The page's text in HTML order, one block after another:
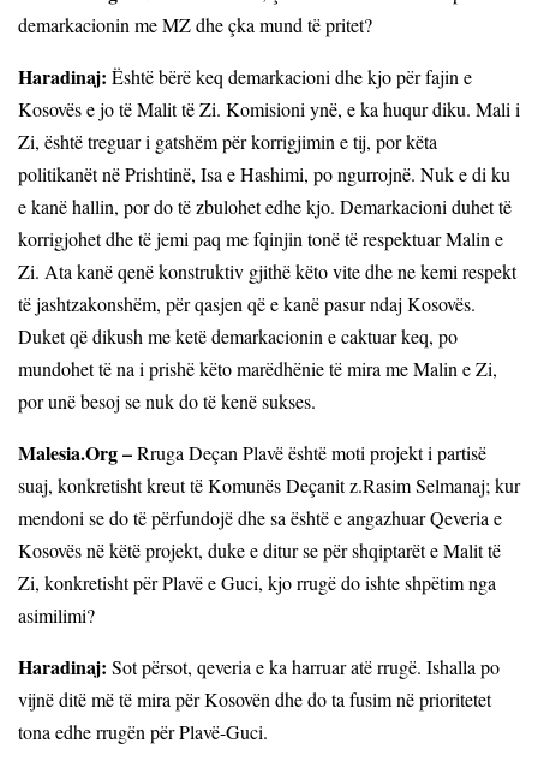
demarkacionin me MZ dhe çka mund të pritet?
Haradinaj: Është bërë keq demarkacioni dhe kjo për fajin e
Kosovës e jo të Malit të Zi. Komisioni ynë, e ka huqur diku. Mali i
Zi, është treguar i gatshëm për korrigjimin e tij, por këta
politikanët në Prishtinë, Isa e Hashimi, po ngurrojnë. Nuk e di ku
e kanë hallin, por do të zbulohet edhe kjo. Demarkacioni duhet të
korrigjohet dhe të jemi paq me fqinjin tonë të respektuar Malin e
Zi. Ata kanë qenë konstruktiv gjithë këto vite dhe ne kemi respekt
të jashtzakonshëm, për qasjen që e kanë pasur ndaj Kosovës.
Duket që dikush me ketë demarkacionin e caktuar keq, po
mundohet të na i prishë këto marëdhënie të mira me Malin e Zi,
por unë besoj se nuk do të kenë sukses.
Malesia.Org –Rruga Deçan Plavë është moti projekt i partisë
suaj, konkretisht kreut të Komunës Deçanit z.Rasim Selmanaj; kur
mendoni se do të përfundojë dhe sa është e angazhuar Qeveria e
Kosovës në këtë projekt, duke e ditur se për shqiptarët e Malit të
Zi, konkretisht për Plavë e Guci, kjo rrugë do ishte shpëtim nga
asimilimi?
Haradinaj: Sot përsot, qeveria e ka harruar atë rrugë. Ishalla po
vijnë ditë më të mira për Kosovën dhe do ta fusim në prioritetet
tona edhe rrugën për Plavë-Guci.